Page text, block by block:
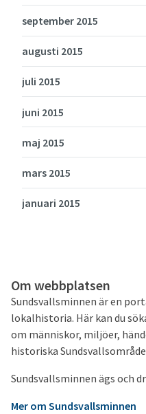
september 2015
augusti 2015
juli 2015
juni 2015
maj 2015
mars 2015
januari 2015
Om webbplatsen
Sundsvallsminnen är en
lokalhistoria. Här kan du
om människor, miljöer,
historiska
Sundsvallsminnen ägs och
Mer om Sundsvallsminnen